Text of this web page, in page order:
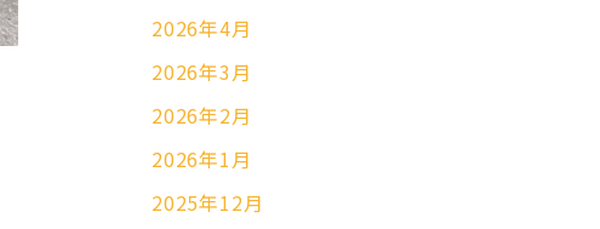
2026年4月
2026年3月
2026年2月
2026年1月
2025年12月